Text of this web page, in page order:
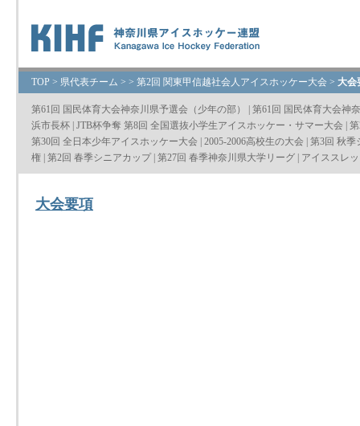
TOP > 県代表チーム > > 第2回 関東甲信越社会人アイスホッケー大会 > 大会
第61回 国民体育大会神奈川県予選会（少年の部） | 第61回 国民体育大会神
浜市長杯 | JTB杯争奪 第8回 全国選抜小学生アイスホッケー・サマー大会 |
第30回 全日本少年アイスホッケー大会 | 2005-2006高校生の大会 | 第3回 秋季
権 | 第2回 春季シニアカップ | 第27回 春季神奈川県大学リーグ | アイススレ
大会要項